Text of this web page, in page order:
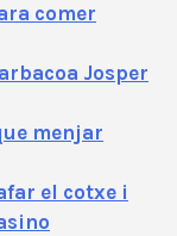
comer
Josper
menjar
el cotxe i